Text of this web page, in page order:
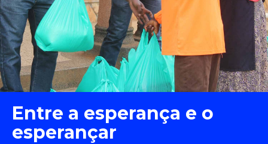
Entre a esperança e o
esperançar